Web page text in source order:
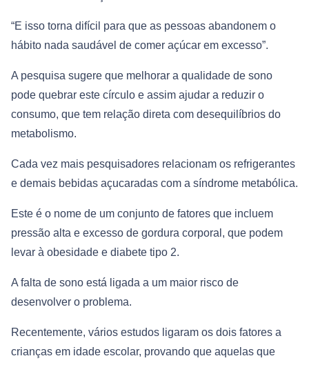
“E isso torna difícil para que as pessoas abandonem o
hábito nada saudável de comer açúcar em excesso”.
A pesquisa sugere que melhorar a qualidade de sono
pode quebrar este círculo e assim ajudar a reduzir o
consumo, que tem relação direta com desequilíbrios do
metabolismo.
Cada vez mais pesquisadores relacionam os refrigerantes
e demais bebidas açucaradas com a síndrome metabólica.
Este é o nome de um conjunto de fatores que incluem
pressão alta e excesso de gordura corporal, que podem
levar à obesidade e diabete tipo 2.
A falta de sono está ligada a um maior risco de
desenvolver o problema.
Recentemente, vários estudos ligaram os dois fatores a
crianças em idade escolar, provando que aquelas que